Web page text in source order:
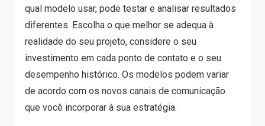
qual modelo usar, pode testar e analisar resultados
diferentes. Escolha o que melhor se adequa à
realidade do seu projeto, considere o seu
investimento em cada ponto de contato e o seu
desempenho histórico. Os modelos podem variar
de acordo com os novos canais de comunicação
que você incorporar à sua estratégia.